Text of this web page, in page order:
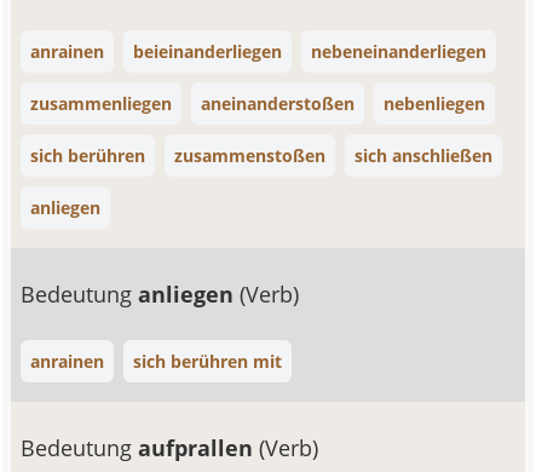
anrainen beieinanderliegen nebeneinanderliegen
zusammenliegen aneinanderstoßen nebenliegen
sich berühren zusammenstoßen sich anschließen
anliegen
Bedeutunganliegen(Verb)
anrainen sich berühren mit
Bedeutungaufprallen(Verb)